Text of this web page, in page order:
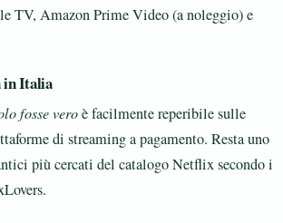
TV, Amazon Prime Video (a noleggio) e
in Italia
fosse veroè facilmente reperibile sulle
di streaming a pagamento. Resta uno
più cercati del catalogo Netflix secondo i